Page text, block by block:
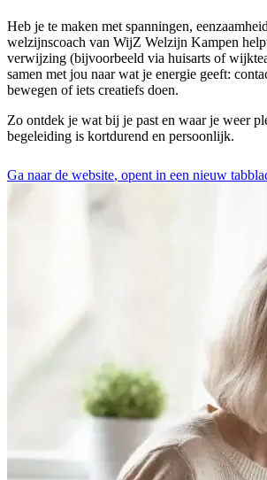
Heb je te maken met spanningen,
welzijnscoach van WijZ Welzijn Kampen
verwijzing (bijvoorbeeld via huisarts of
samen met jou naar wat je energie geeft:
bewegen of iets creatiefs doen.
Zo ontdek je wat bij je past en waar je weer
begeleiding is kortdurend en persoonlijk.
Ga naar de website, opent in een nieuw